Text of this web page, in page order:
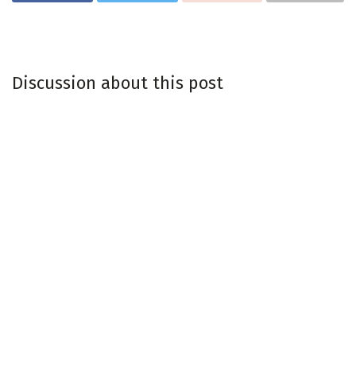
Discussion about this post